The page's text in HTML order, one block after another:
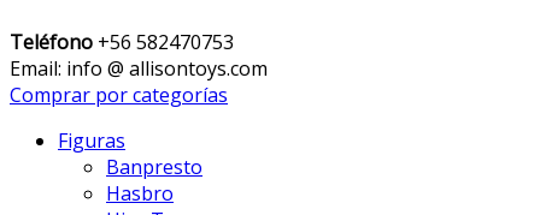
Teléfono +56 582470753
Email: info @ allisontoys.com
Comprar por categorías
Figuras
Banpresto
Hasbro